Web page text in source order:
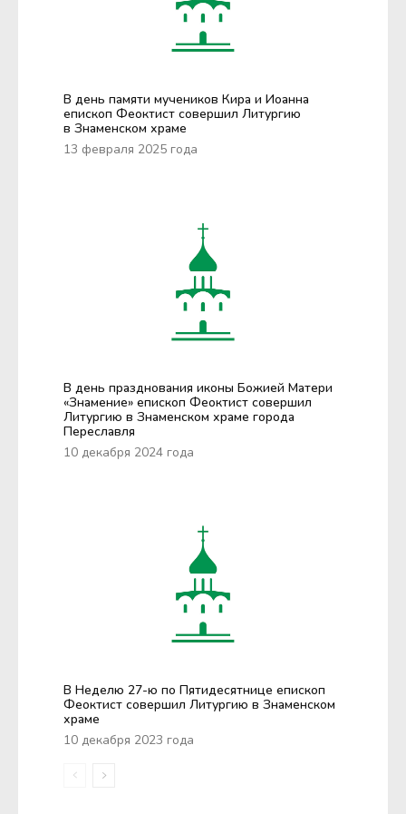
В день памяти мучеников Кира и Иоанна
епископ Феоктист совершил Литургию
в Знаменском храме
13 февраля 2025 года
В день празднования иконы Божией Матери
«Знамение» епископ Феоктист совершил
Литургию в Знаменском храме города
Переславля
10 декабря 2024 года
В Неделю 27-ю по Пятидесятнице епископ
Феоктист совершил Литургию в Знаменском
храме
10 декабря 2023 года